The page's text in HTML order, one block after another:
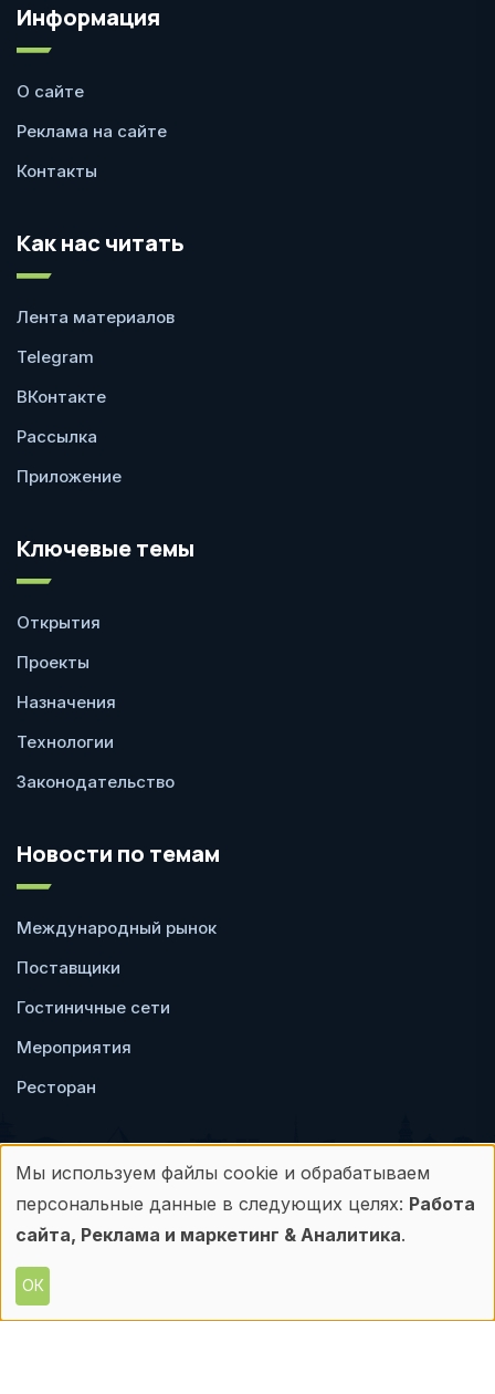
Информация
О сайте
Реклама на сайте
Контакты
Как нас читать
Лента материалов
Telegram
ВКонтакте
Рассылка
Приложение
Ключевые темы
Открытия
Проекты
Назначения
Технологии
Законодательство
Новости по темам
Международный рынок
Поставщики
Гостиничные сети
Мероприятия
Ресторан
Пользовательское
соглашение
Политика
конфиденциальности
Любое использование материалов с данного
Использование
персональных
данных
и
Мы используем файлы cookie и обрабатываем
персональные данные в следующих целях: Работа
сайта, Реклама и маркетинг & Аналитика.
ОК